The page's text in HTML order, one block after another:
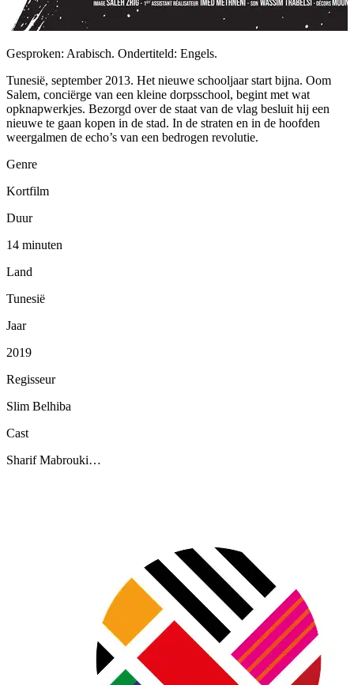
Gesproken: Arabisch. Ondertiteld: Engels.
Tunesië, september 2013. Het nieuwe schooljaar start bijna. Oom
Salem, conciërge van een kleine dorpsschool, begint met wat
opknapwerkjes. Bezorgd over de staat van de vlag besluit hij een
nieuwe te gaan kopen in de stad. In de straten en in de hoofden
weergalmen de echo’s van een bedrogen revolutie.
Genre
Kortfilm
Duur
14 minuten
Land
Tunesië
Jaar
2019
Regisseur
Slim Belhiba
Cast
Sharif Mabrouki…